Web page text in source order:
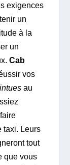
exigences
un
à la
un
Cab
vos
au
taxi. Leurs
tout
que vous